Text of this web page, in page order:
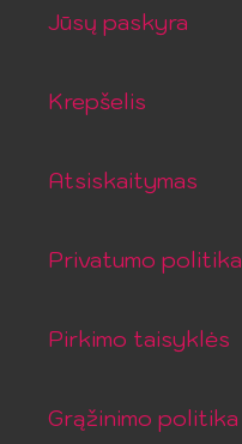
Jūsų paskyra
Krepšelis
Atsiskaitymas
Privatumo politika
Pirkimo taisyklės
Grąžinimo politika